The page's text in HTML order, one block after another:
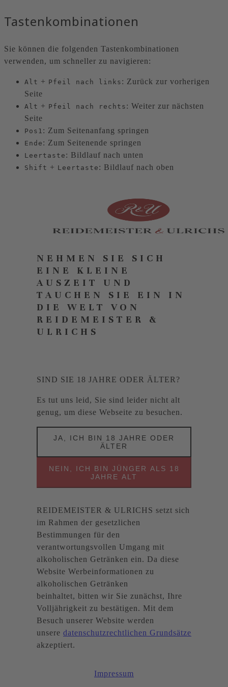
Tastenkombinationen
Sie können die folgenden Tastenkombinationen
verwenden, um schneller zu navigieren:
Alt + Pfeil nach links : Zurück zur vorherigen
Seite
Alt + Pfeil nach rechts : Weiter zur nächsten
Seite
Pos1 : Zum Seitenanfang springen
Ende : Zum Seitenende springen
Leertaste : Bildlauf nach unten
Shift + Leertaste : Bildlauf nach oben
NEHMEN SIE SICH
EINE KLEINE
AUSZEIT UND
TAUCHEN SIE EIN IN
DIE WELT VON
REIDEMEISTER &
ULRICHS
SIND SIE 18 JAHRE ODER ÄLTER?
Es tut uns leid, Sie sind leider nicht alt
genug, um diese Webseite zu besuchen.
JA, ICH BIN 18 JAHRE ODER
ÄLTER
NEIN, ICH BIN JÜNGER ALS 18
JAHRE ALT
REIDEMEISTER & ULRICHS setzt sich
im Rahmen der gesetzlichen
Bestimmungen für den
verantwortungsvollen Umgang mit
alkoholischen Getränken ein. Da diese
Website Werbeinformationen zu
alkoholischen Getränken
beinhaltet, bitten wir Sie zunächst, Ihre
Volljährigkeit zu bestätigen. Mit dem
Besuch unserer Website werden
unsere datenschutzrechtlichen Grundsätze
akzeptiert.
Impressum